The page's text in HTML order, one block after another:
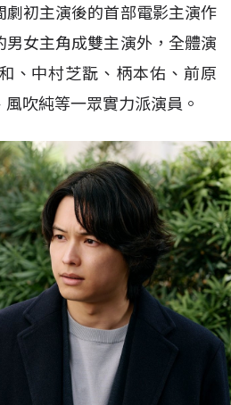
劇初主演後的首部電影主演作
女主角成雙主演外，全體演
、中村芝翫、柄本佑、前原
吹純等一眾實力派演員。